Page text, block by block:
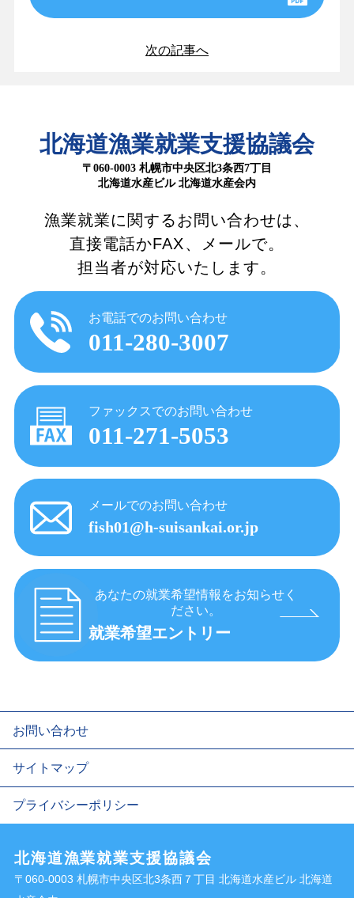
次の記事へ
北海道漁業就業支援協議会
〒060-0003 札幌市中央区北3条西7丁目
北海道水産ビル 北海道水産会内
漁業就業に関するお問い合わせは、
直接電話かFAX、メールで。
担当者が対応いたします。
お電話でのお問い合わせ
011-280-3007
ファックスでのお問い合わせ
011-271-5053
メールでのお問い合わせ
fish01@h-suisankai.or.jp
あなたの就業希望情報をお知らせく
ださい。
就業希望エントリー
お問い合わせ
サイトマップ
プライバシーポリシー
北海道漁業就業支援協議会
〒060-0003 札幌市中央区北3条西７丁目 北海道水産ビル 北海道